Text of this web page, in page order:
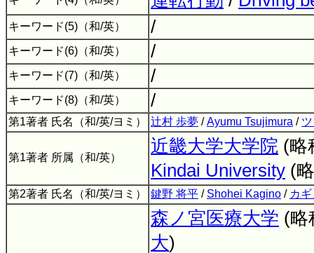
キーワード(5)（和/英） /
キーワード(6)（和/英） /
キーワード(7)（和/英） /
キーワード(8)（和/英） /
第1著者 氏名（和/英/ヨミ） 辻村 歩夢 /Ayumu Tsujimura /
第1著者 所属（和/英）
近畿大学大学院 (略
Kindai University (
第2著者 氏名（和/英/ヨミ） 鍵野 将平 / Shohei Kagino / カ
森ノ宮医療大学 (
大)